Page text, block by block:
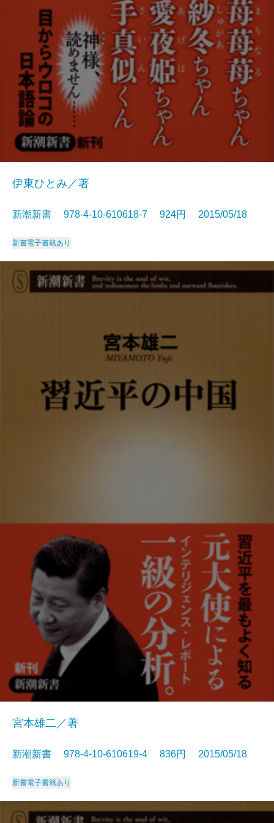
伊東ひとみ／著
新潮新書 978-4-10-610618-7 924円 2015/05/18
新書電子書籍あり
宮本雄二／著
新潮新書 978-4-10-610619-4 836円 2015/05/18
新書電子書籍あり